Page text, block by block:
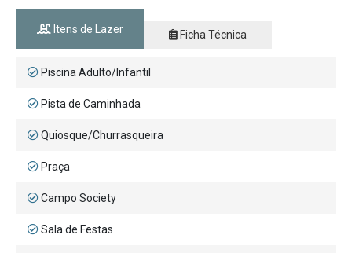
Itens de Lazer Ficha Técnica
Piscina Adulto/Infantil
Pista de Caminhada
Quiosque/Churrasqueira
Praça
Campo Society
Sala de Festas